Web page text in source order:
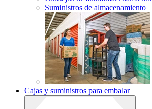
Suministros de almacenamiento
Cajas y suministros para embalar